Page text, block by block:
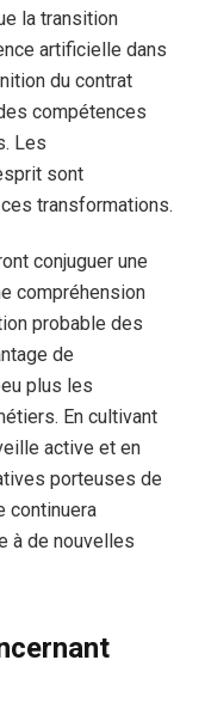
la transition
artificielle dans
du contrat
compétences
Les
sont
transformations.
conjuguer une
compréhension
probable des
de
plus les
En cultivant
active et en
porteuses de
continuera
à de nouvelles